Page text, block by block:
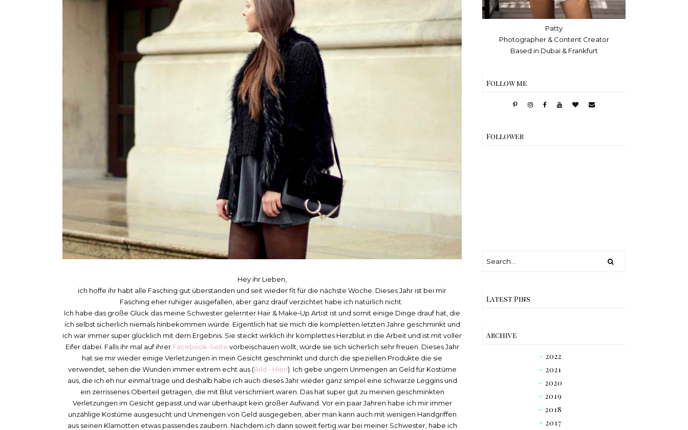
Hey ihr Lieben,
ich hoffe ihr habt alle Fasching gut überstanden und seit wieder fit für die nächste Woche. Dieses Jahr ist bei mir
Fasching eher ruhiger ausgefallen, aber ganz drauf verzichtet habe ich natürlich nicht.
Ich habe das große Glück das meine Schwester gelernter Hair & Make-Up Artist ist und somit einige Dinge drauf hat, die
ich selbst sicherlich niemals hinbekommen würde. Eigentlich hat sie mich die kompletten letzten Jahre geschminkt und
ich war immer super glücklich mit dem Ergebnis. Sie steckt wirklich ihr komplettes Herzblut in die Arbeit und ist mit voller
Eifer dabei. Falls ihr mal auf ihrer Facebook-Seite vorbeischauen wollt, würde sie sich sicherlich sehr freuen. Dieses Jahr
hat sie mir wieder einige Verletzungen in mein Gesicht geschminkt und durch die speziellen Produkte die sie
verwendet, sehen die Wunden immer extrem echt aus (Bild - Hier!). Ich gebe ungern Unmengen an Geld für Kostüme
aus, die ich eh nur einmal trage und deshalb habe ich auch dieses Jahr wieder ganz simpel eine schwarze Leggins und
ein zerrissenes Oberteil getragen, die mit Blut verschmiert waren. Das hat super gut zu meinen geschminkten
Verletzungen im Gesicht gepasst und war überhaupt kein großer Aufwand. Vor ein paar Jahren habe ich mir immer
unzählige Kostüme ausgesucht und Unmengen von Geld ausgegeben, aber man kann auch mit wenigen Handgriffen
aus seinen Klamotten etwas passendes zaubern. Nachdem ich dann soweit fertig war bei meiner Schwester, habe ich
Patty
Photographer & Content Creator
Based in Dubai & Frankfurt
Follow me
Follower
Latest Pins
Archive
►2022
►2021
►2020
►2019
►2018
►2017